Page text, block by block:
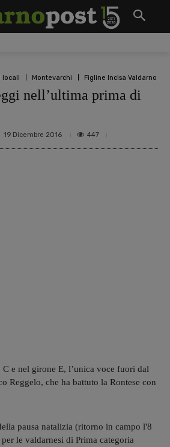
locali Montevarchi Figline Incisa Valdarno
nell’ultima prima di
19 Dicembre 2016 447
e nel girone E, l’unica voce fuori dal
Reggelo, che ha battuto la Rontese con
pausa natalizia (ritorno in campo l'8
le valdarnesi di Prima categoria